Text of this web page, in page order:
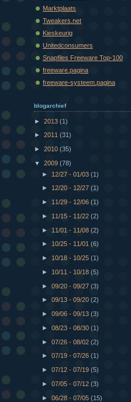
Marktplaats
Tweakers.net
Kieskeurig
Unitedconsumers
Snapfiles Freeware Top-100
freeware.pagina
freeware-systeem.pagina
blogarchief
► 2013 (1)
► 2011 (31)
► 2010 (35)
▼ 2009 (78)
► 12/27 - 01/03(1)
► 12/20 - 12/27(1)
► 11/29 - 12/06(1)
► 11/15 - 11/22(2)
► 11/01 - 11/08(2)
► 10/25 - 11/01(6)
► 10/18 - 10/25(1)
► 10/11 - 10/18(5)
►09/20 - 09/27(3)
►09/13 - 09/20(2)
►09/06 - 09/13(3)
►08/23 - 08/30(1)
►07/26 - 08/02(2)
►07/19 - 07/26(1)
►07/12 - 07/19(5)
►07/05 - 07/12(3)
►06/28 - 07/05(15)